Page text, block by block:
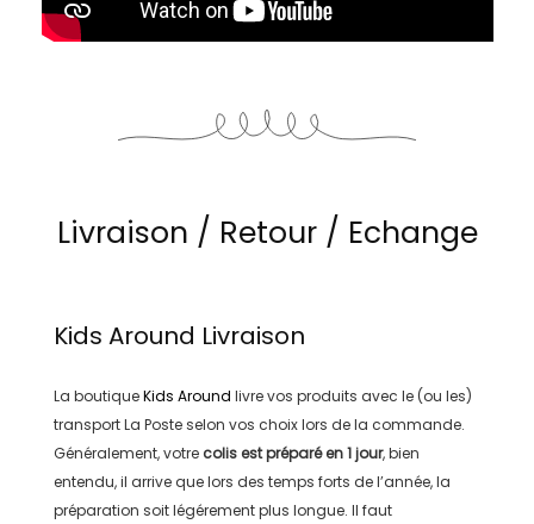
Livraison / Retour / Echange
Kids Around Livraison
La boutiqueKids Around livre vos produits avec le (ou les)
transportLa Posteselon vos choix lors de la commande.
Généralement, votre colis est préparé en1 jour, bien
entendu, il arrive que lors des temps forts de l’année, la
préparation soit légérement plus longue. Il faut